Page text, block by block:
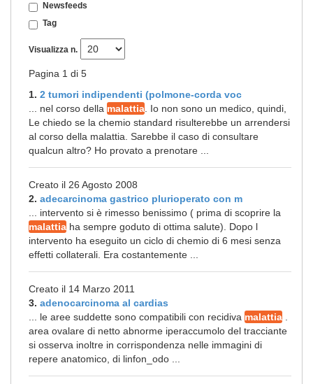
Newsfeeds
Tag
Visualizza n.
Pagina 1 di 5
1. 2 tumori indipendenti (polmone-corda voc
... nel corso della malattia . Io non sono un medico, quindi,
Le chiedo se la chemio standard risulterebbe un arrendersi
al corso della malattia. Sarebbe il caso di consultare
qualcun altro? Ho provato a prenotare ...
Creato il 26 Agosto 2008
2. adecarcinoma gastrico plurioperato con m
... intervento si è rimesso benissimo ( prima di scoprire la
malattia ha sempre goduto di ottima salute). Dopo l
intervento ha eseguito un ciclo di chemio di 6 mesi senza
effetti collaterali. Era costantemente ...
Creato il 14 Marzo 2011
3. adenocarcinoma al cardias
... le aree suddette sono compatibili con recidiva malattia
area ovalare di netto abnorme iperaccumolo del tracciante
si osserva inoltre in corrispondenza nelle immagini di
repere anatomico, di linfon_odo ...